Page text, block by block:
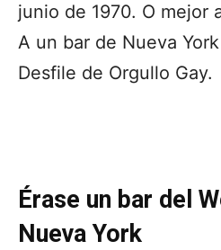
junio de 1970. O mejor
A un bar de Nueva
Desfile de Orgullo Gay.
Érase un bar del
Nueva York